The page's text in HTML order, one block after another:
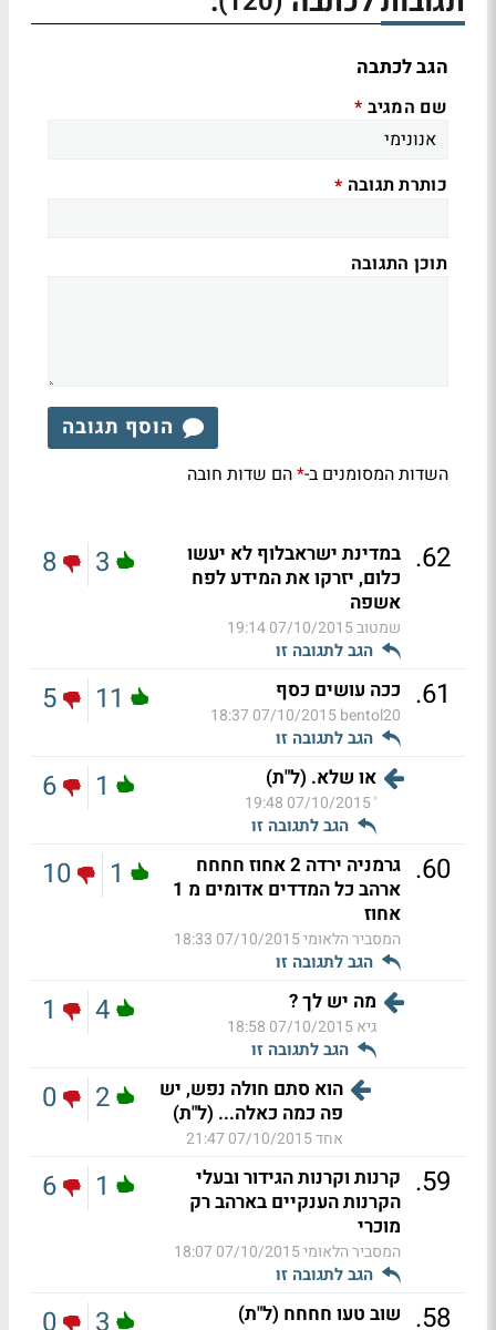
הגב לכתבה
שם המגיב *
כותרת תגובה *
תוכן התגובה
הוסף תגובה
השדות המסומנים ב-*הם שדות חובה
62
. במדינת ישראבלוף לא יעשו
כלום, יזרקו את המידע לפח
אשפה
שמטוב07/10/2015 19:14
הגב לתגובה זו
3
8
61
. ככה עושים כסף
bentol20
07/10/2015 18:37
הגב לתגובה זו
11
5
או שלא. (ל"ת)
'
07/10/2015 19:48
הגב לתגובה זו
1
6
60
.
גרמניה ירדה 2 אחוז חחחח
ארהב כל המדדים אדומים מ 1
אחוז
המסביר הלאומי07/10/2015 18:33
הגב לתגובה זו
1
10
מה יש לך ?
גיא07/10/2015 18:58
הגב לתגובה זו
4
1
הוא סתם חולה נפש, יש
פה כמה כאלה... (ל"ת)
אחד07/10/2015 21:47
2
0
59
. קרנות וקרנות הגידור ובעלי
הקרנות הענקיים בארהב רק
מוכרי
המסביר הלאומי07/10/2015 18:07
הגב לתגובה זו
1
6
58
. שוב טעו חחחח (ל"ת)